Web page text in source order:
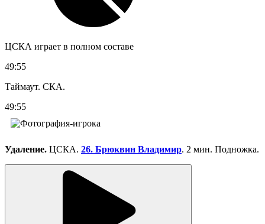
ЦСКА играет в полном составе
49:55
Таймаут. СКА.
49:55
Удаление. ЦСКА. 26. Брюквин Владимир. 2 мин. Подножка.